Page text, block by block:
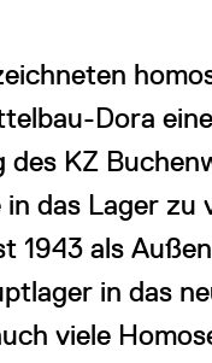
Dora
KZ
das Lager zu
als
in das
viele